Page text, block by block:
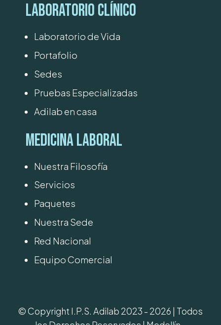
Laboratorio Clínico
Laboratorio de Vida
Portafolio
Sedes
Pruebas Especializadas
Adilab en casa
Medicina Laboral
Nuestra Filosofía
Servicios
Paquetes
Nuestra Sede
Red Nacional
Equipo Comercial
© Copyright I.P.S. Adilab 2023 - 2026 | Todos